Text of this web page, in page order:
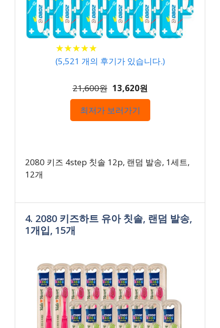
★★★★★
★★★★★
(5,521 개의 후기가 있습니다.)
21,600원 13,620원
최저가 보러가기
2080 키즈 4step 칫솔 12p, 랜덤 발송, 1세트,
12개
4. 2080 키즈하트 유아 칫솔, 랜덤 발송,
1개입, 15개